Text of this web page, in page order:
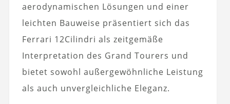
aerodynamischen Lösungen und einer
leichten Bauweise präsentiert sich das
Ferrari 12Cilindri als zeitgemäße
Interpretation des Grand Tourers und
bietet sowohl außergewöhnliche Leistung
als auch unvergleichliche Eleganz.